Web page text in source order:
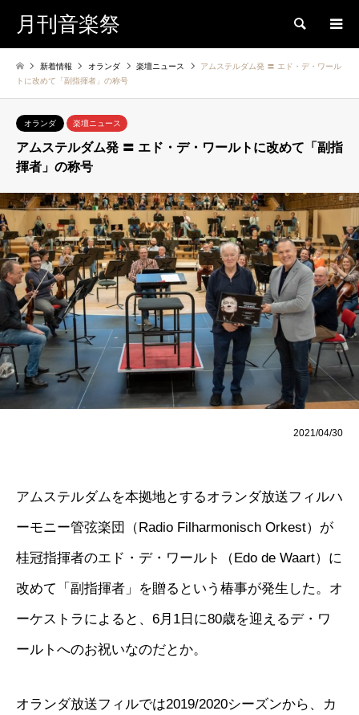
月刊音楽祭 検索
新着情報 オランダ 楽壇ニュース
アムステルダム発 〓 エド・デ・ワール
トに改めて「副指揮者」の称号
オランダ 楽壇ニュース
アムステルダム発 〓 エド・デ・ワールトに改めて「副指
揮者」の称号
2021/04/30
アムステルダムを本拠地とするオランダ放送フィルハ
ーモニー管弦楽団（Radio Filharmonisch Orkest）が
桂冠指揮者のエド・デ・ワールト（Edo de Waart）に
改めて「副指揮者」を贈るという椿事が発生した。オ
ーケストラによると、6月1日に80歳を迎えるデ・ワ
ールトへのお祝いなのだとか。
オランダ放送フィルでは2019/2020シーズンから、カ